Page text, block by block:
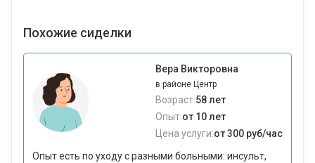
Похожие сиделки
Вера Викторовна
в районе Центр
Возраст:58 лет
Опыт:от 10 лет
Цена услуги:от 300 руб/час
Опыт есть по уходу с разными больными: инсульт,